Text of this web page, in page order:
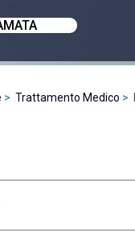
Trattamento Medico